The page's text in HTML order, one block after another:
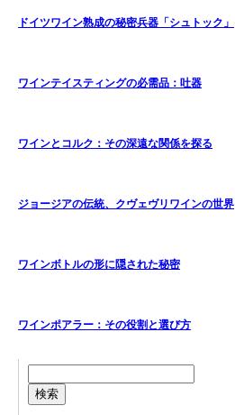
ドイツワイン熟成の秘密兵器「シュトック」
ワインテイスティングの必需品：吐器
ワインとコルク：その深遠な関係を探る
ジョージアの伝統、クヴェヴリワインの世界
ワインボトルの形に隠された秘密
ワインポアラー：その役割と選び方
検索